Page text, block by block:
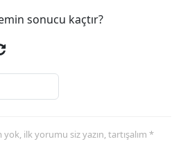
sonucu kaçtır?
ilk yorumu siz yazın, tartışalım *